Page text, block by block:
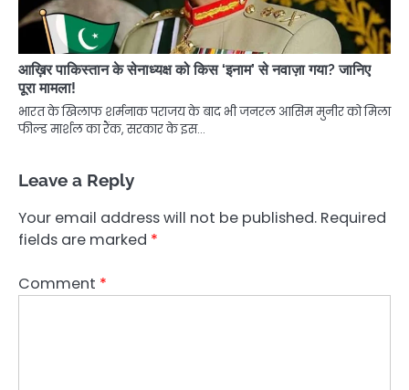
आख़िर पाकिस्तान के सेनाध्यक्ष को किस ‘इनाम’ से नवाज़ा गया? जानिए
पूरा मामला!
भारत के खिलाफ शर्मनाक पराजय के बाद भी जनरल आसिम मुनीर को मिला
फील्ड मार्शल का रैंक, सरकार के इस…
Leave a Reply
Your email address will not be published. Required
fields are marked *
Comment *